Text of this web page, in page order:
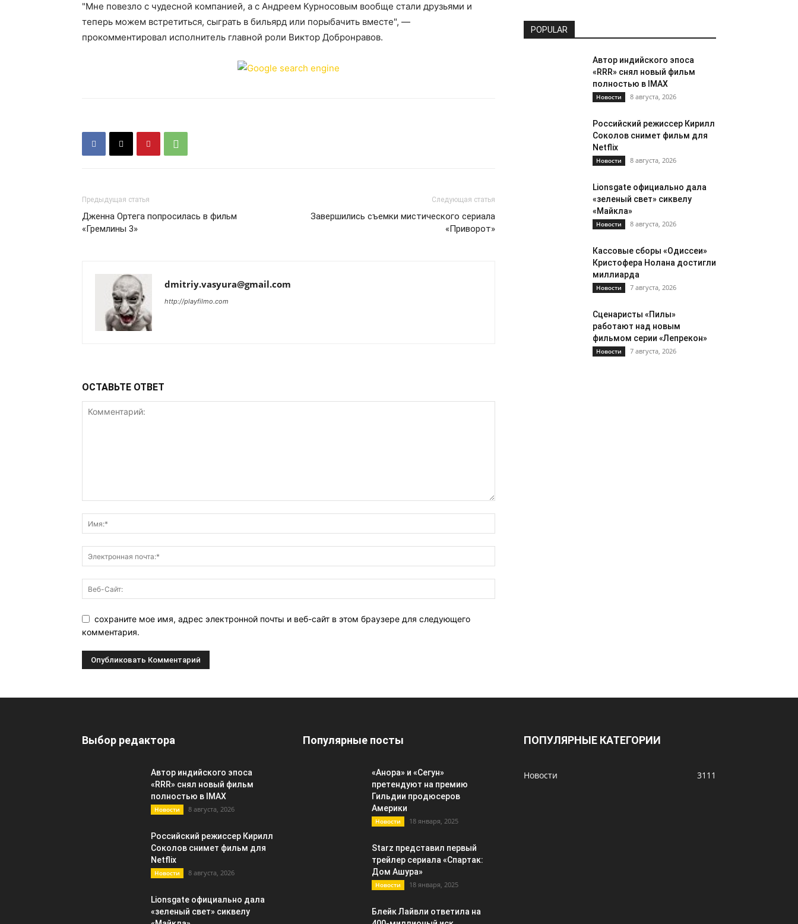
"Мне повезло с чудесной компанией, а с Андреем Курносовым вообще стали друзьями и
теперь можем встретиться, сыграть в бильярд или порыбачить вместе", —
прокомментировал исполнитель главной роли Виктор Добронравов.
Предыдущая статья
Дженна Ортега попросилась в фильм
«Гремлины 3»
Следующая статья
Завершились съемки мистического сериала
«Приворот»
dmitriy.vasyura@gmail.com
http://playfilmo.com
ОСТАВЬТЕ ОТВЕТ
сохраните мое имя, адрес электронной почты и веб-сайт в этом браузере для следующего
комментария.
POPULAR
Автор индийского эпоса
«RRR» снял новый фильм
полностью в IMAX
Новости 8 августа, 2026
Российский режиссер Кирилл
Соколов снимет фильм для
Netflix
Новости 8 августа, 2026
Lionsgate официально дала
«зеленый свет» сиквелу
«Майкла»
Новости 8 августа, 2026
Кассовые сборы «Одиссеи»
Кристофера Нолана достигли
миллиарда
Новости 7 августа, 2026
Сценаристы «Пилы»
работают над новым
фильмом серии «Лепрекон»
Новости 7 августа, 2026
Выбор редактора
Автор индийского эпоса
«RRR» снял новый фильм
полностью в IMAX
Новости 8 августа, 2026
Российский режиссер Кирилл
Соколов снимет фильм для
Netflix
Новости 8 августа, 2026
Lionsgate официально дала
«зеленый свет» сиквелу
Популярные посты
«Анора» и «Сегун»
претендуют на премию
Гильдии продюсеров
Америки
Новости 18 января, 2025
Starz представил первый
трейлер сериала «Спартак:
Дом Ашура»
Новости 18 января, 2025
Блейк Лайвли ответила на
ПОПУЛЯРНЫЕ КАТЕГОРИИ
Новости 3111